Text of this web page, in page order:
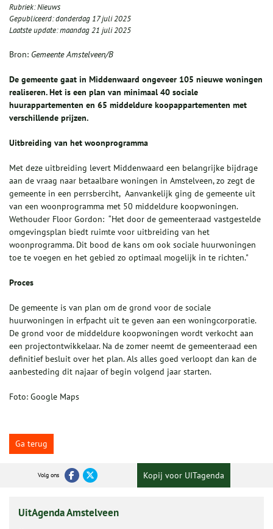
Rubriek:Nieuws
Gepubliceerd:donderdag 17 juli 2025
Laatste update:maandag 21 juli 2025
Bron: Gemeente Amstelveen/B
De gemeente gaat in Middenwaard ongeveer 105 nieuwe woningen
realiseren. Het is een plan van minimaal 40 sociale
huurappartementen en 65 middeldure koopappartementen met
verschillende prijzen.
Uitbreiding van het woonprogramma
Met deze uitbreiding levert Middenwaard een belangrijke bijdrage
aan de vraag naar betaalbare woningen in Amstelveen, zo zegt de
gemeente in een perrsberciht, Aanvankelijk ging de gemeente uit
van een woonprogramma met 50 middeldure koopwoningen.
Wethouder Floor Gordon: “Het door de gemeenteraad vastgestelde
omgevingsplan biedt ruimte voor uitbreiding van het
woonprogramma. Dit bood de kans om ook sociale huurwoningen
toe te voegen en het gebied zo optimaal mogelijk in te richten."
Proces
De gemeente is van plan om de grond voor de sociale
huurwoningen in erfpacht uit te geven aan een woningcorporatie.
De grond voor de middeldure koopwoningen wordt verkocht aan
een projectontwikkelaar. Na de zomer neemt de gemeenteraad een
definitief besluit over het plan. Als alles goed verloopt dan kan de
aanbesteding dit najaar of begin volgend jaar starten.
Foto: Google Maps
Ga terug
Volg ons Kopij voor UITagenda
UitAgenda Amstelveen